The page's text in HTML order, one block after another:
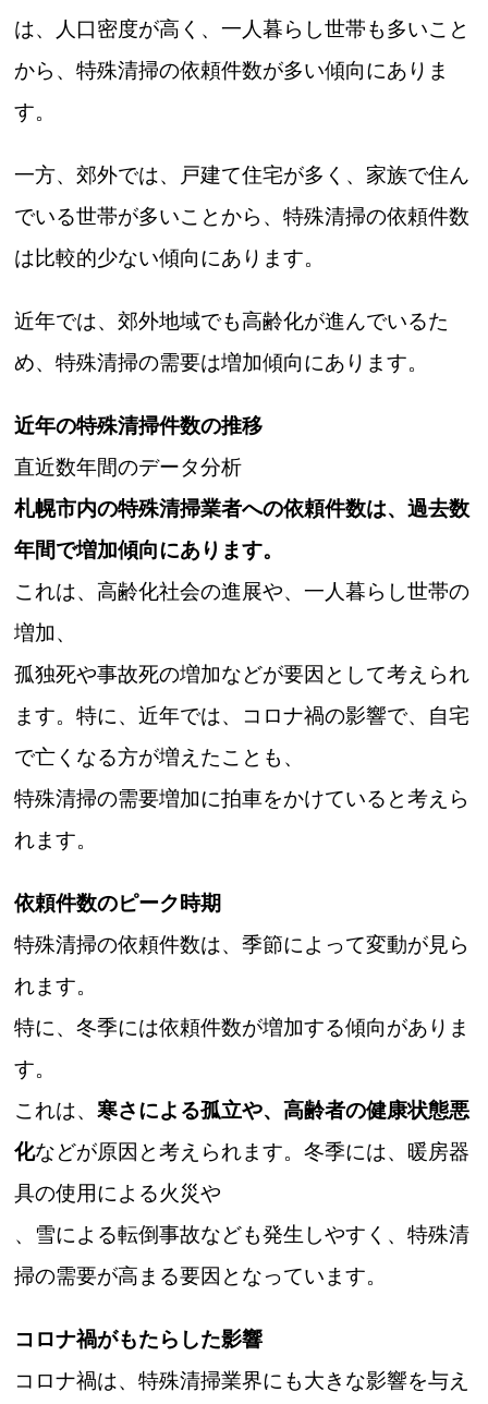
は、人口密度が高く、一人暮らし世帯も多いこと
から、特殊清掃の依頼件数が多い傾向にありま
す。
一方、郊外では、戸建て住宅が多く、家族で住ん
でいる世帯が多いことから、特殊清掃の依頼件数
は比較的少ない傾向にあります。
近年では、郊外地域でも高齢化が進んでいるた
め、特殊清掃の需要は増加傾向にあります。
近年の特殊清掃件数の推移
直近数年間のデータ分析
札幌市内の特殊清掃業者への依頼件数は、過去数
年間で増加傾向にあります。
これは、高齢化社会の進展や、一人暮らし世帯の
増加、
孤独死や事故死の増加などが要因として考えられ
ます。特に、近年では、コロナ禍の影響で、自宅
で亡くなる方が増えたことも、
特殊清掃の需要増加に拍車をかけていると考えら
れます。
依頼件数のピーク時期
特殊清掃の依頼件数は、季節によって変動が見ら
れます。
特に、冬季には依頼件数が増加する傾向がありま
す。
これは、寒さによる孤立や、高齢者の健康状態悪
化などが原因と考えられます。冬季には、暖房器
具の使用による火災や
、雪による転倒事故なども発生しやすく、特殊清
掃の需要が高まる要因となっています。
コロナ禍がもたらした影響
コロナ禍は、特殊清掃業界にも大きな影響を与え